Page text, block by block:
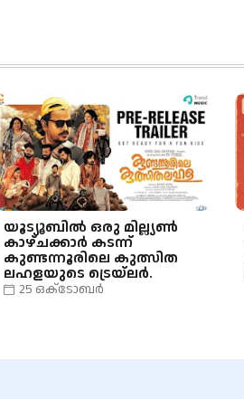
യൂട്യൂബിൽ ഒരു മില്ല്യൺ
കാഴ്ചക്കാർ കടന്ന്
കുണ്ടന്നൂരിലെ കുത്സിത
ലഹളയുടെ ട്രെയ്ലർ.
25 ഒക്‌ടോബർ